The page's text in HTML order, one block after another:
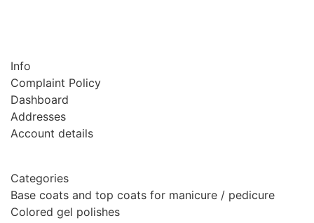
Info
Complaint Policy
Dashboard
Addresses
Account details
Categories
Base coats and top coats for manicure / pedicure
Colored gel polishes